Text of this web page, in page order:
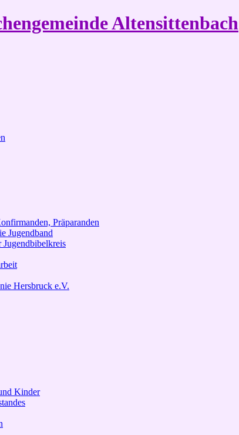
Altensittenbach
Präparanden
Jugendband
Hersbruck e.V.
Kinder